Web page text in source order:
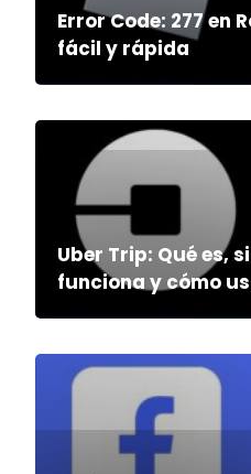
Error Code: 277 en
fácil y rápida
Uber Trip: Qué es,
funciona y cómo